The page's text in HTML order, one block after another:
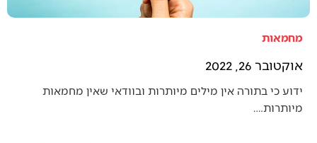
מחמאות
אוקטובר 26, 2022
ידוע כי בתורה אין מילים מיותרות ובוודאי שאין מחמאות
מיותרות.…